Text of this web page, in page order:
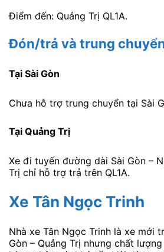
Điểm đến: Quảng Trị QL1A.
Đón/trả và trung
Tại Sài Gòn
Chưa hỗ trợ trung chuyển tại Sài
Tại Quảng Trị
Xe đi tuyến đường dài Sài Gòn –
Trị chỉ hỗ trợ trả trên QL1A.
Xe Tân Ngọc Trinh
Nhà xe Tân Ngọc Trinh là xe mới
Gòn – Quảng Trị nhưng chất